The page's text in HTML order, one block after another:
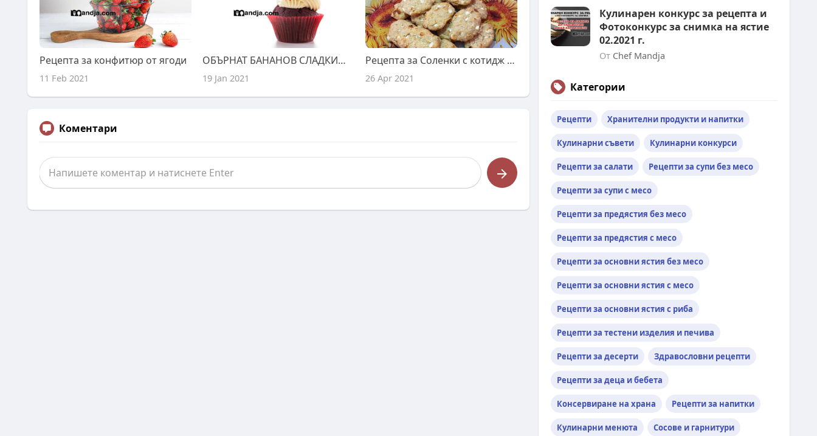
Рецепта за конфитюр от ягоди
11 Feb 2021
ОБЪРНАТ БАНАНОВ СЛАДКИШ С КОКОС
19 Jan 2021
Рецепта за Соленки с котидж сирене
26 Apr 2021
Коментари
Кулинарен конкурс за рецепта и
Фотоконкурс за снимка на ястие
02.2021 г.
От Chef Mandja
Категории
Рецепти Хранителни продукти и напитки
Кулинарни съвети Кулинарни конкурси
Рецепти за салати Рецепти за супи без месо
Рецепти за супи с месо
Рецепти за предястия без месо
Рецепти за предястия с месо
Рецепти за основни ястия без месо
Рецепти за основни ястия с месо
Рецепти за основни ястия с риба
Рецепти за тестени изделия и печива
Рецепти за десерти Здравословни рецепти
Рецепти за деца и бебета
Консервиране на храна Рецепти за напитки
Кулинарни менюта Сосове и гарнитури